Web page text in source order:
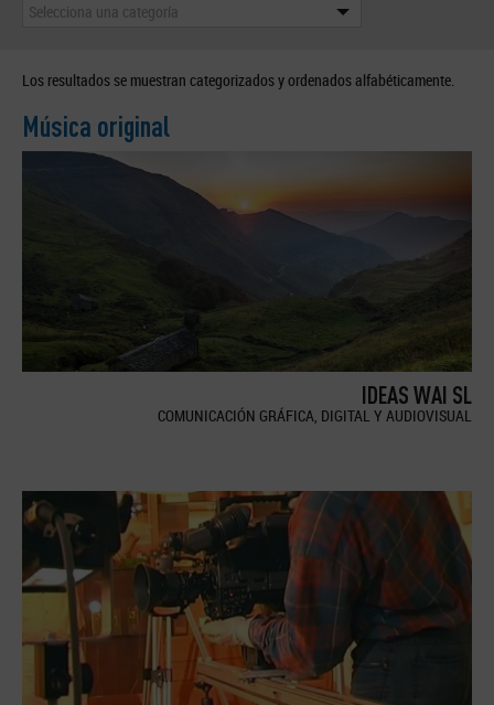
Selecciona una categoría
Los resultados se muestran categorizados y ordenados alfabéticamente.
Música original
IDEAS WAI SL
COMUNICACIÓN GRÁFICA, DIGITAL Y AUDIOVISUAL